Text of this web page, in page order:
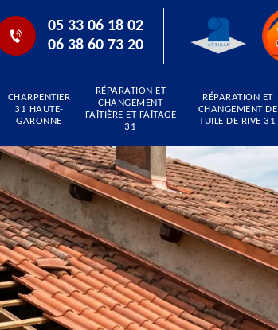
05 33 06 18 02
06 38 60 73 20
CHARPENTIER
31 HAUTE-
GARONNE
RÉPARATION ET
CHANGEMENT
FAÎTIÈRE ET FAÎTAGE
31
RÉPARATION ET
CHANGEMENT DE
TUILE DE RIVE 31